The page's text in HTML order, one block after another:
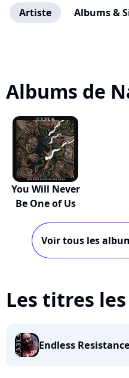
Artiste Albums &
Albums de
You Will Never
Be One of Us
Voir tous les
Les titres
Endless